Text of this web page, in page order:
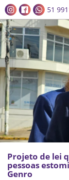
51
Projeto de lei
pessoas
Genro